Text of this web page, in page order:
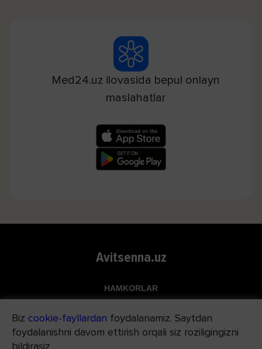
Med24.uz ilovasida bepul onlayn
maslahatlar
Avitsenna.uz
HAMKORLAR
Apteka.uz
Med24.uz
Biz cookie-fayllardan foydalanamiz. Saytdan
foydalanishni davom ettirish orqali siz roziligingizni
bildirasiz